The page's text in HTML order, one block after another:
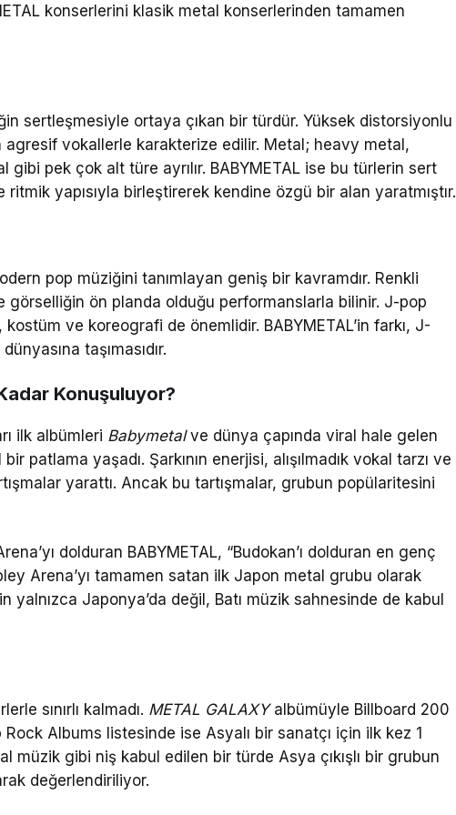
konserlerini klasik metal konserlerinden tamamen
sertleşmesiyle ortaya çıkan bir türdür. Yüksek distorsiyonlu
vokallerle karakterize edilir. Metal; heavy metal,
pek çok alt türe ayrılır. BABYMETAL ise bu türlerin sert
ritmik yapısıyla birleştirerek kendine özgü bir alan yaratmıştır.
pop müziğini tanımlayan geniş bir kavramdır. Renkli
görselliğin ön planda olduğu performanslarla bilinir. J-pop
ve koreografi de önemlidir. BABYMETAL’in farkı, J-
taşımasıdır.
Konuşuluyor?
ilk albümleri Babymetalve dünya çapında viral hale gelen
patlama yaşadı. Şarkının enerjisi, alışılmadık vokal tarzı ve
yarattı. Ancak bu tartışmalar, grubun popülaritesini
dolduran BABYMETAL, “Budokan’ı dolduran en genç
Arena’yı tamamen satan ilk Japon metal grubu olarak
yalnızca Japonya’da değil, Batı müzik sahnesinde de kabul
sınırlı kalmadı. METAL GALAXYalbümüyle Billboard 200
Albums listesinde ise Asyalı bir sanatçı için ilk kez 1
müzik gibi niş kabul edilen bir türde Asya çıkışlı bir grubun
değerlendiriliyor.